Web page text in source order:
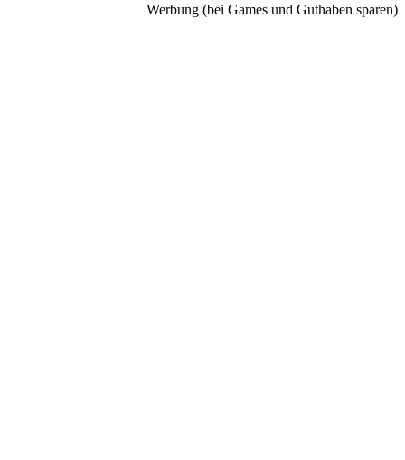
Werbung (bei Games und Guthaben sparen)